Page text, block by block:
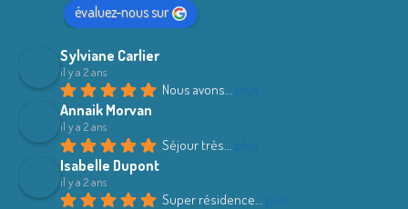
évaluez-nous sur
Sylviane Carlier
il y a 2 ans
Nous avons... plus
Annaik Morvan
il y a 2 ans
Séjour très plus
Isabelle Dupont
il y a 2 ans
Super résidence... plus